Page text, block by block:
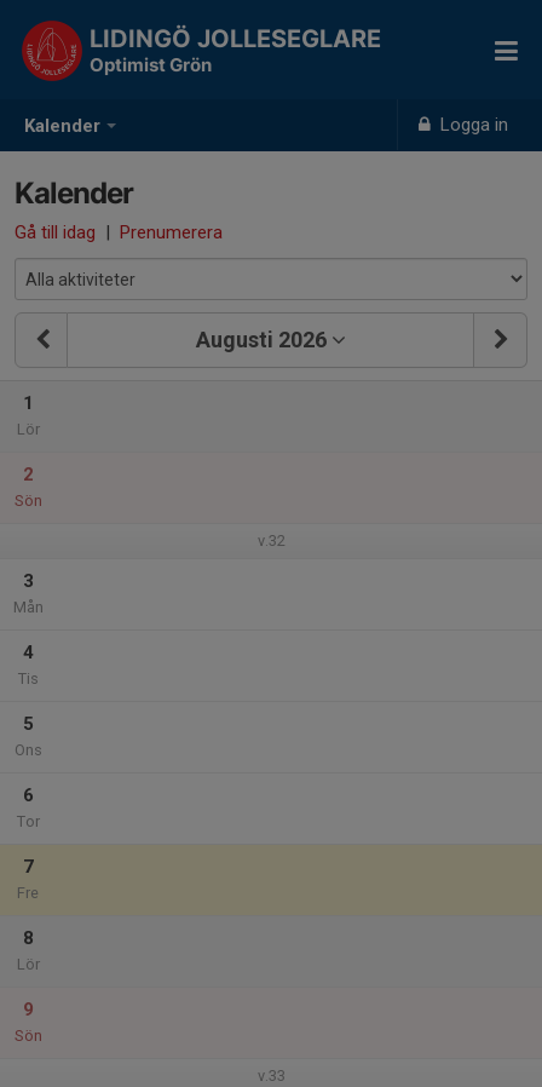
Kalender Logga in
LIDINGÖ JOLLESEGLARE
Optimist Grön
Kalender
Gå till idag | Prenumerera
Augusti 2026
1
Lör
2
Sön
v.32
3
Mån
4
Tis
5
Ons
6
Tor
7
Fre
8
Lör
9
Sön
v.33